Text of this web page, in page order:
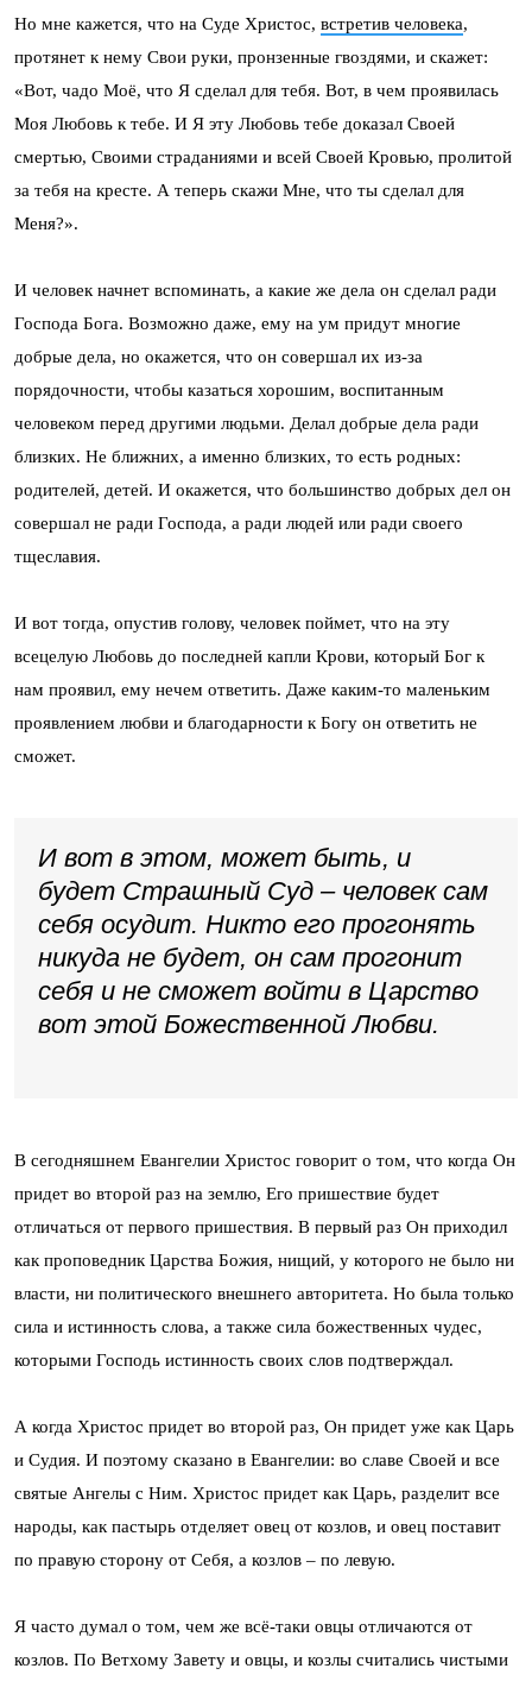
Но мне кажется, что на Суде Христос, встретив человека,
протянет к нему Свои руки, пронзенные гвоздями, и скажет:
«Вот, чадо Моё, что Я сделал для тебя. Вот, в чем проявилась
Моя Любовь к тебе. И Я эту Любовь тебе доказал Своей
смертью, Своими страданиями и всей Своей Кровью, пролитой
за тебя на кресте. А теперь скажи Мне, что ты сделал для
Меня?».
И человек начнет вспоминать, а какие же дела он сделал ради
Господа Бога. Возможно даже, ему на ум придут многие
добрые дела, но окажется, что он совершал их из-за
порядочности, чтобы казаться хорошим, воспитанным
человеком перед другими людьми. Делал добрые дела ради
близких. Не ближних, а именно близких, то есть родных:
родителей, детей. И окажется, что большинство добрых дел он
совершал не ради Господа, а ради людей или ради своего
тщеславия.
И вот тогда, опустив голову, человек поймет, что на эту
всецелую Любовь до последней капли Крови, который Бог к
нам проявил, ему нечем ответить. Даже каким-то маленьким
проявлением любви и благодарности к Богу он ответить не
сможет.
И вот в этом, может быть, и
будет Страшный Суд – человек сам
себя осудит. Никто его прогонять
никуда не будет, он сам прогонит
себя и не сможет войти в Царство
вот этой Божественной Любви.
В сегодняшнем Евангелии Христос говорит о том, что когда Он
придет во второй раз на землю, Его пришествие будет
отличаться от первого пришествия. В первый раз Он приходил
как проповедник Царства Божия, нищий, у которого не было ни
власти, ни политического внешнего авторитета. Но была только
сила и истинность слова, а также сила божественных чудес,
которыми Господь истинность своих слов подтверждал.
А когда Христос придет во второй раз, Он придет уже как Царь
и Судия. И поэтому сказано в Евангелии: во славе Своей и все
святые Ангелы с Ним. Христос придет как Царь, разделит все
народы, как пастырь отделяет овец от козлов, и овец поставит
по правую сторону от Себя, а козлов – по левую.
Я часто думал о том, чем же всё-таки овцы отличаются от
козлов. По Ветхому Завету и овцы, и козлы считались чистыми